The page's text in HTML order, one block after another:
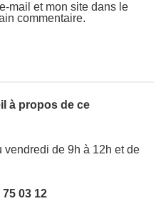
mail et mon site dans le
commentaire.
à propos de ce
de 9h à 12h et de
75 03 12